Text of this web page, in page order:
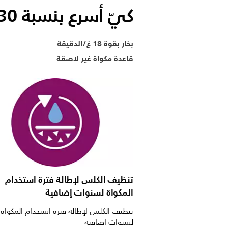
كيّ أسرع بنسبة 30% مع البخار*
بخار بقوة 18 غ/الدقيقة
قاعدة مكواة غير لاصقة
تنظيف الكلس لإطالة فترة استخدام
المكواة لسنوات إضافية
تنظيف الكلس لإطالة فترة استخدام المكواة